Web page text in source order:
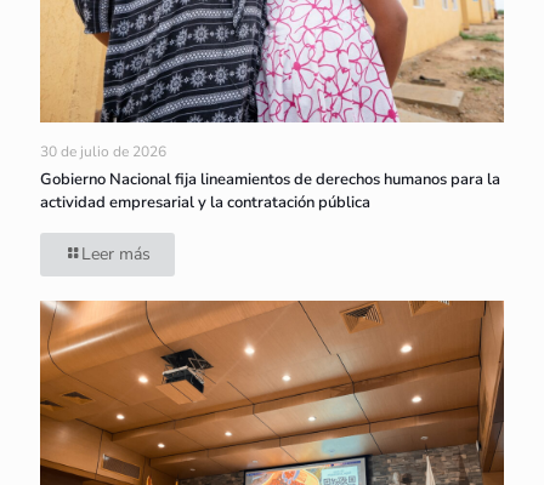
30 de julio de 2026
Gobierno Nacional fija lineamientos de derechos humanos para la
actividad empresarial y la contratación pública
Leer más